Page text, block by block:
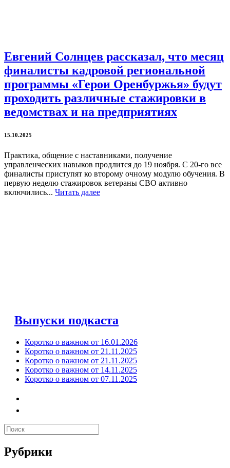
Евгений Солнцев рассказал, что месяц
финалисты кадровой региональной
программы «Герои Оренбуржья» будут
проходить различные стажировки в
ведомствах и на предприятиях
15.10.2025
Практика, общение с наставниками, получение
управленческих навыков продлится до 19 ноября. С 20-го все
финалисты приступят ко второму очному модулю обучения. В
первую неделю стажировок ветераны СВО активно
включились... Читать далее
Выпуски подкаста
Коротко о важном от 16.01.2026
Коротко о важном от 21.11.2025
Коротко о важном от 21.11.2025
Коротко о важном от 14.11.2025
Коротко о важном от 07.11.2025
Рубрики